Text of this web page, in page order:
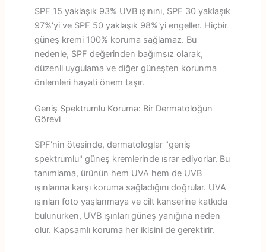
SPF 15 yaklaşık 93% UVB ışınını, SPF 30 yaklaşık
97%'yi ve SPF 50 yaklaşık 98%'yi engeller. Hiçbir
güneş kremi 100% koruma sağlamaz. Bu
nedenle, SPF değerinden bağımsız olarak,
düzenli uygulama ve diğer güneşten korunma
önlemleri hayati önem taşır.
Geniş Spektrumlu Koruma: Bir Dermatoloğun
Görevi
SPF'nin ötesinde, dermatologlar "geniş
spektrumlu" güneş kremlerinde ısrar ediyorlar. Bu
tanımlama, ürünün hem UVA hem de UVB
ışınlarına karşı koruma sağladığını doğrular. UVA
ışınları foto yaşlanmaya ve cilt kanserine katkıda
bulunurken, UVB ışınları güneş yanığına neden
olur. Kapsamlı koruma her ikisini de gerektirir.